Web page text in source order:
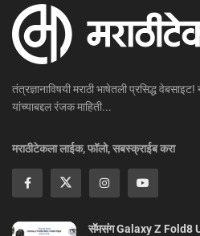
तंत्रज्ञानाविषयी मराठी भाषेतली प्रसिद्ध
यांच्याबद्दल रंजक माहिती...
मराठीटेकला लाईक, फॉलो, सबस्क्राईब करा
सॅमसंग Galaxy Z Fold8